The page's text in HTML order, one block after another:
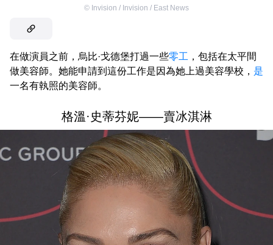
© Invision / Invision / East News
在做演員之前，烏比·戈德堡打過一些零工 ，包括在太平間
做美容師。她能申請到這份工作是因為她上過美容學校， 是
一名有執照的美容師。
格溫·史蒂芬妮——賣冰淇淋